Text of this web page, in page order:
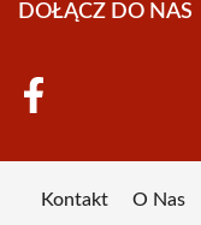
DOŁĄCZ DO NAS
Kontakt O Nas